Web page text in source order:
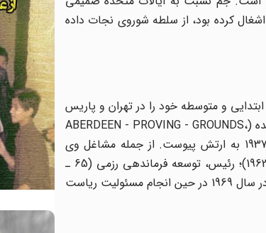
ـ 1941 که شوروى استان آذربایجان را اشغال کرده بود، از سلطه شوروى نجات داده
ابتدایى و متوسطه خود را در تهران و پاریس
گذراند. وى آموزش‌هاى نظامى را در فرانسه (آکادمى نظامى سن‌سیر، 36 ـ 1934)، و در ایالات متحده (ABERDEEN - PROVING - GROUNDS،
48 ـ 1947)، و در انگلستان (دانشکده فرماندهى ستاد انگلستان، 1949) دیده است. او در سال 1937 به ارتش پیوست. از جمله مشاغل وى
عبارتند از: فرماندهى، دانشکده افسرى ایران (62 ـ 1959)؛ جانشین فرماندهى، ارتش یکم (63 ـ 1962)؛ رئیس، توسعه فرماندهى رزمى (65 ـ
1964)؛ فرماندهى، ارتش دوم (66 ـ 1965)؛ جانشین ریاست ستاد بزرگ ارتشتاران (69 ـ 1966). او در سال 1969 در حین انجام مسئولیت ریاست